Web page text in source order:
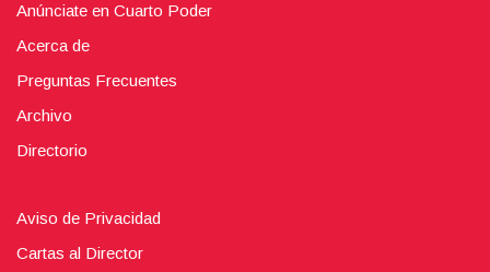
Anúnciate en Cuarto Poder
Acerca de
Preguntas Frecuentes
Archivo
Directorio
Aviso de Privacidad
Cartas al Director